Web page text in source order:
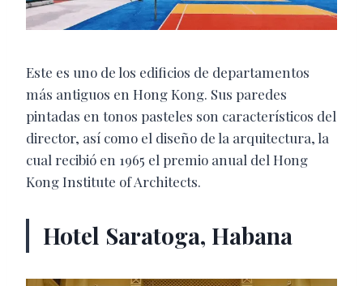
Este es uno de los edificios de departamentos
más antiguos en Hong Kong. Sus paredes
pintadas en tonos pasteles son característicos del
director, así como el diseño de la arquitectura, la
cual recibió en 1965 el premio anual del Hong
Kong Institute of Architects.
Hotel Saratoga, Habana